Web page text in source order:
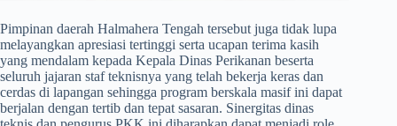
​Pimpinan daerah Halmahera Tengah tersebut juga tidak lupa
melayangkan apresiasi tertinggi serta ucapan terima kasih
yang mendalam kepada Kepala Dinas Perikanan beserta
seluruh jajaran staf teknisnya yang telah bekerja keras dan
cerdas di lapangan sehingga program berskala masif ini dapat
berjalan dengan tertib dan tepat sasaran. Sinergitas dinas